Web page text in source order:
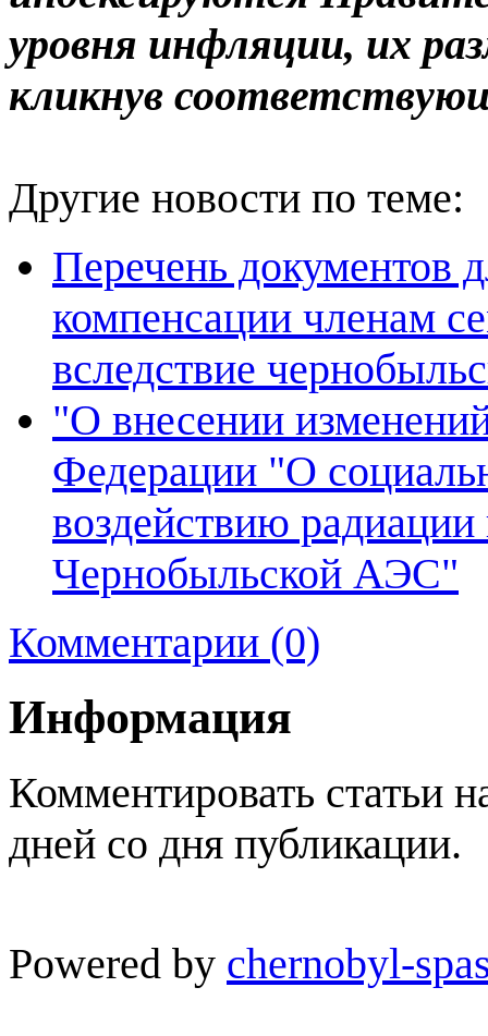
уровня инфляции, их
кликнув
Другие новости по теме:
Перечень документов
компенсации членам
вследствие
"О внесении
Федерации "О
воздействию радиации
Чернобыльской АЭС"
Комментарии (0)
Информация
Комментировать статьи
дней со дня публикации.
Powered by chernobyl-